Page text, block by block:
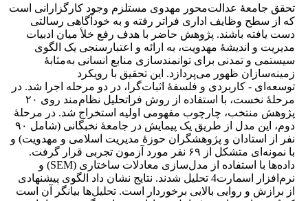
تحقق جامعۀ عدالت‌محور مهدوی مستلزم وجود کارگزارانی است
که از سطح وظایف اداری فراتر رفته و به خودآگاهی رسالتی
دست یافته باشند. پژوهش حاضر با هدف رفع خلأ میان ادبیات
مدیریت و اندیشۀ مهدویت، به ارائه و اعتبارسنجی یک الگوی
سیستمی و تمدنی برای توانمندسازی منابع انسانی به‌مثابۀ
زمینه‌سازان ظهور می‌پردازد. این تحقیق با رویکرد
توسعه‌ای - کاربردی و فلسفۀ اثبات‌گرا، در دو مرحله اجرا شد. در
مرحلۀ نخست، با استفاده از روش فراتحلیل نظام‌مند روی ۲۰
پژوهش منتخب، چارچوب مفهومی اولیه استخراج شد. در مرحلۀ
دوم، این مدل از طریق یک پیمایش در جامعۀ نخبگانی (شامل ۹۰
نفر از استادان و پژوهشگران حوزۀ مدیریت اسلامی و مهدویت) و
با نمونه‌ای متشکل از ۶۹ نفر مورد آزمون تجربی قرار گرفت.
داده‌ها با استفاده از مدل‌سازی معادلات ساختاری (SEM) و
نرم‌افزار اسمارت4 تحلیل شدند. نتایج نشان داد الگوی پیشنهادی
از برازش و روایی بالایی برخوردار است. تحلیل‌ها بیانگر آن است